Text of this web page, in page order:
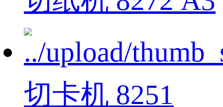
切卡机 8251